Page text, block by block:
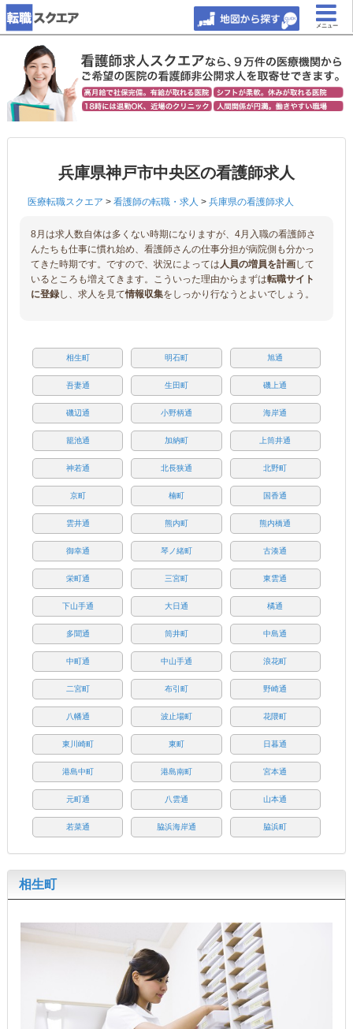
メニュー
兵庫県神戸市中央区の看護師求人
医療転職スクエア > 看護師の転職・求人 > 兵庫県の看護師求人
8月は求人数自体は多くない時期になりますが、4月入職の看護師さ
んたちも仕事に慣れ始め、看護師さんの仕事分担が病院側も分かっ
てきた時期です。ですので、状況によっては人員の増員を計画して
いるところも増えてきます。こういった理由からまずは転職サイト
に登録し、求人を見て情報収集をしっかり行なうとよいでしょう。
相生町 明石町 旭通
吾妻通 生田町 磯上通
磯辺通 小野柄通 海岸通
籠池通 加納町 上筒井通
神若通 北長狭通 北野町
京町 楠町 国香通
雲井通 熊内町 熊内橋通
御幸通 琴ノ緒町 古湊通
栄町通 三宮町 東雲通
下山手通 大日通 橘通
多聞通 筒井町 中島通
中町通 中山手通 浪花町
二宮町 布引町 野崎通
八幡通 波止場町 花隈町
東川崎町 東町 日暮通
港島中町 港島南町 宮本通
元町通 八雲通 山本通
若菜通 脇浜海岸通 脇浜町
相生町